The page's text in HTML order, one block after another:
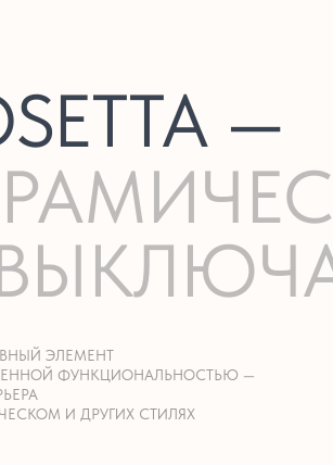
—
ЭЛЕМЕНТ
ФУНКЦИОНАЛЬНОСТЬЮ —
И ДРУГИХ СТИЛЯХ